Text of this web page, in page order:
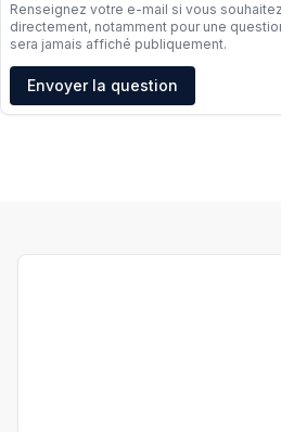
Renseignez votre e-mail si vous
directement, notamment pour une
sera jamais affiché publiquement.
Adresse e-mail
Envoyer la question